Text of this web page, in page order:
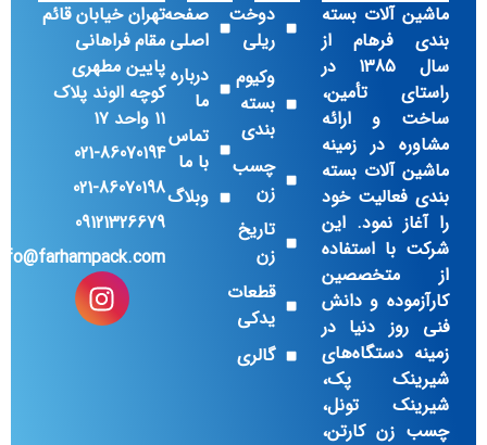
ماشین آلات بسته
بندی فرهام از
سال 1385 در
راستای تأمین،
ساخت و ارائه
مشاوره در زمینه
ماشین آلات بسته
بندی فعالیت خود
را آغاز نمود. این
شرکت با استفاده
از متخصصین
کارآزموده و دانش
فنی روز دنیا در
زمینه دستگاه‌های
شیرینک پک،
شیرینک تونل‌،
چسب زن کارتن‌،
دوخت
ریلی
وکیوم
بسته
بندی
چسب
زن
تاریخ
زن
قطعات
یدکی
گالری
صفحه
اصلی
درباره
ما
تماس
با ما
وبلاگ
تهران خیابان قائم
مقام فراهانی
پایین مطهری
کوچه الوند پلاک
021-86070194
021-86070198
09121326679
info@farhampack.com